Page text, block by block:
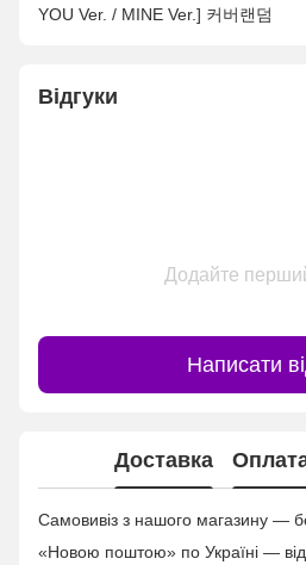
Відгуки
Додайте
Написати
Доставка
Самовивіз з нашого магазину —
«Новою поштою» по Україні —